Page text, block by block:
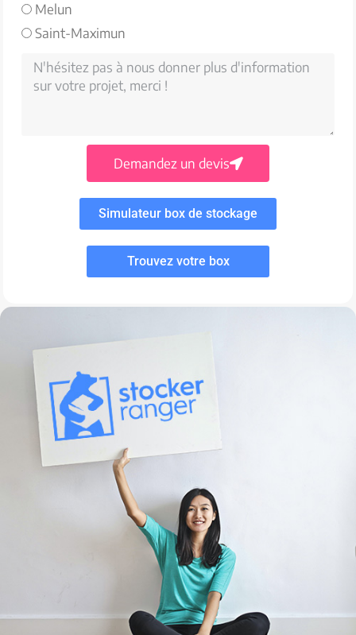
Melun
Saint-Maximun
Demandez un devis
Simulateur box de stockage
Trouvez votre box